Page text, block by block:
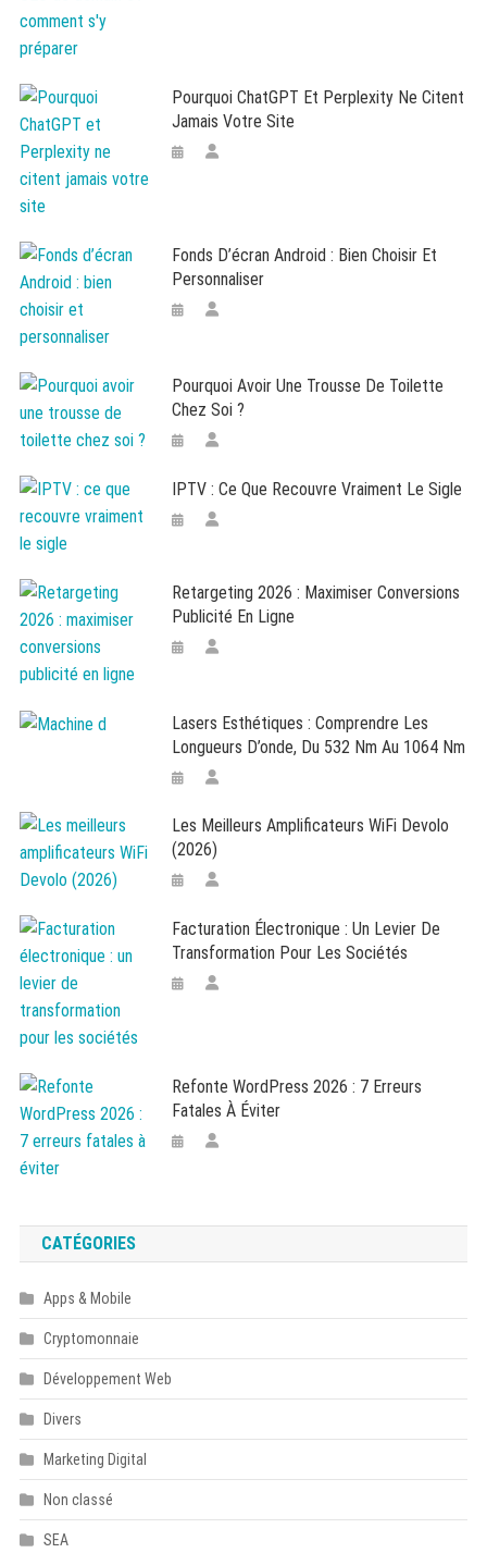
Pourquoi ChatGPT Et Perplexity Ne Citent
Jamais Votre Site
Fonds D’écran Android : Bien Choisir Et
Personnaliser
Pourquoi Avoir Une Trousse De Toilette
Chez Soi ?
IPTV : Ce Que Recouvre Vraiment Le Sigle
Retargeting 2026 : Maximiser Conversions
Publicité En Ligne
Lasers Esthétiques : Comprendre Les
Longueurs D’onde, Du 532 Nm Au 1064 Nm
Les Meilleurs Amplificateurs WiFi Devolo
(2026)
Facturation Électronique : Un Levier De
Transformation Pour Les Sociétés
Refonte WordPress 2026 : 7 Erreurs
Fatales À Éviter
CATÉGORIES
Apps & Mobile
Cryptomonnaie
Développement Web
Divers
Marketing Digital
Non classé
SEA